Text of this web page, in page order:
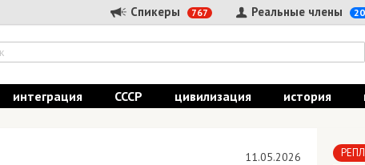
Спикеры 767 Реальные члены
интеграция СССР цивилизация история
11.05.2026